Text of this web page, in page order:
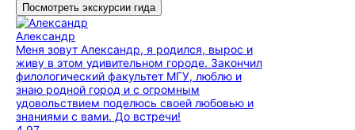
Посмотреть экскурсии гида
Александр
Меня зовут Александр, я родился, вырос и
живу в этом удивительном городе. Закончил
филологический факультет МГУ, люблю и
знаю родной город и с огромным
удовольствием поделюсь своей любовью и
знаниями с вами. До встречи!